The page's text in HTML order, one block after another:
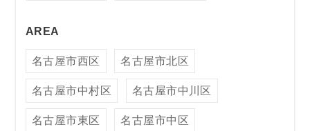
AREA
名古屋市西区 名古屋市北区
名古屋市中村区 名古屋市中川区
名古屋市東区 名古屋市中区